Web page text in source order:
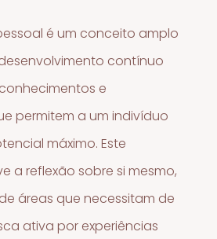
é um conceito amplo
contínuo
e
permitem a um indivíduo
máximo. Este
a reflexão sobre si mesmo,
áreas que necessitam de
ativa por experiências